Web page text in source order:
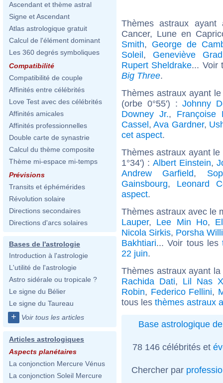
Ascendant et thème astral
Signe et Ascendant
Atlas astrologique gratuit
Calcul de l'élément dominant
Les 360 degrés symboliques
Compatibilité
Compatibilité de couple
Affinités entre célébrités
Love Test avec des célébrités
Affinités amicales
Affinités professionnelles
Double carte de synastrie
Calcul du thème composite
Thème mi-espace mi-temps
Prévisions
Transits et éphémérides
Révolution solaire
Directions secondaires
Directions d'arcs solaires
Bases de l'astrologie
Introduction à l'astrologie
L'utilité de l'astrologie
Astro sidérale ou tropicale ?
Le signe du Bélier
Le signe du Taureau
+ Voir tous les articles
Articles astrologiques
Aspects planétaires
La conjonction Mercure Vénus
La conjonction Soleil Mercure
Thèmes astraux
Cancer, Lune en
Smith, George de
Soleil, Geneviève Grad
Rupert Sheldrake... Voir
Big Three.
Thèmes astraux ayant
(orbe 0°55') :Johnny
Downey Jr., Françoise
Cassel,Ava Gardner,
cet aspect.
Thèmes astraux ayant
1°34') : Albert Einstein,
Andrew Garfield,
Gainsbourg, Leonard
aspect.
Thèmes astraux avec le
Lauper, Lee Min Ho,
Nicola Sirkis, Porsha
Bakhtiari... Voir tous les
22 juin.
Thèmes astraux ayant
Rachida Dati, Lil Nas
Robin, Federico Fellini,
tous les thèmes astraux
Base astrologique
78 146 célébrités et
Chercher par